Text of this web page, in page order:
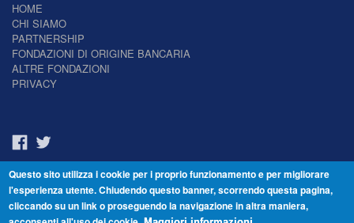
HOME
CHI SIAMO
PARTNERSHIP
FONDAZIONI DI ORIGINE BANCARIA
ALTRE FONDAZIONI
PRIVACY
Il Giornale delle Fondazioni - Periodico telematico
Reg. Tribunale n.7 del 22/07/2014 – ISSN 2421-2466
© Fondazione Venezia 2000 - Dorsoduro 3488/U - 30123 Venezia - Italia -
Questo sito utilizza i cookie per i proprio funzionamento e per migliorare
l'esperienza utente. Chiudendo questo banner, scorrendo questa pagina,
cliccando su un link o proseguendo la navigazione in altra maniera,